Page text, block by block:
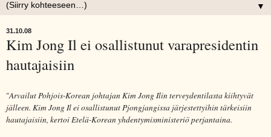
▼
31.10.08
Kim Jong Il ei osallistunut varapresidentin
hautajaisiin
"Arvailut Pohjois-Korean johtajan Kim Jong Ilin terveydentilasta kiihtyvät
jälleen. Kim Jong Il ei osallistunut Pjongjangissa järjestettyihin tärkeisiin
hautajaisiin, kertoi Etelä-Korean yhdentymisministeriö perjantaina.